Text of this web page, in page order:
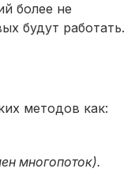
более не
будут работать.
методов как:
многопоток).